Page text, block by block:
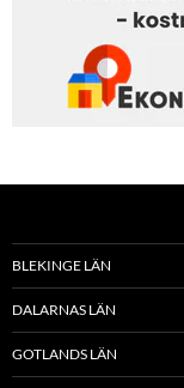
BLEKINGE LÄN
DALARNAS LÄN
GOTLANDS LÄN